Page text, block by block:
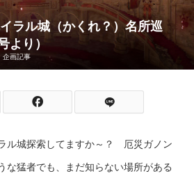
ラル城（かくれ？）名所巡
より）
企画記事
ル城探索してますか～？ 厄災ガノン
な猛者でも、まだ知らない場所がある